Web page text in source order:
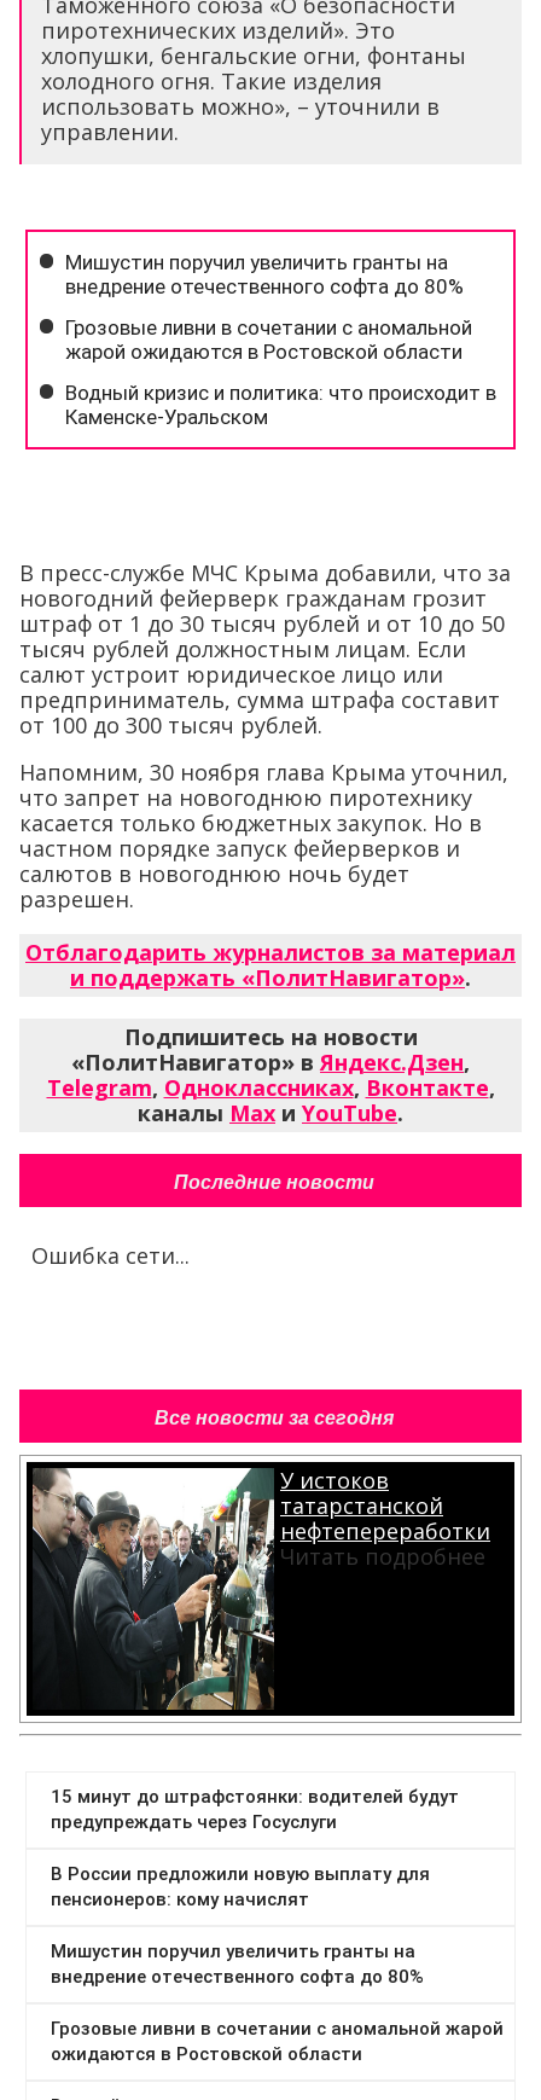
пиротехнических изделий». Это
хлопушки, бенгальские огни, фонтаны
холодного огня. Такие изделия
использовать можно», – уточнили в
управлении.
В пресс-службе МЧС Крыма добавили, что за
новогодний фейерверк гражданам грозит
штраф от 1 до 30 тысяч рублей и от 10 до 50
тысяч рублей должностным лицам. Если
салют устроит юридическое лицо или
предприниматель, сумма штрафа составит
от 100 до 300 тысяч рублей.
Напомним, 30 ноября глава Крыма уточнил,
что запрет на новогоднюю пиротехнику
касается только бюджетных закупок. Но в
частном порядке запуск фейерверков и
салютов в новогоднюю ночь будет
разрешен.
Отблагодарить журналистов за материал
и поддержать «ПолитНавигатор».
Подпишитесь на новости
«ПолитНавигатор» вЯндекс.Дзен,
Telegram, Одноклассниках, Вконтакте,
каналы Max и YouTube.
Последние новости
Ошибка сети...
Все новости за сегодня
У истоков
татарстанской
нефтепереработки
Читать подробнее